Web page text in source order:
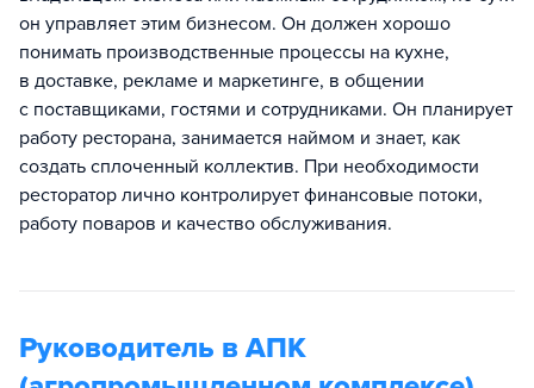
он управляет этим бизнесом. Он должен хорошо
понимать производственные процессы на кухне,
в доставке, рекламе и маркетинге, в общении
с поставщиками, гостями и сотрудниками. Он планирует
работу ресторана, занимается наймом и знает, как
создать сплоченный коллектив. При необходимости
ресторатор лично контролирует финансовые потоки,
работу поваров и качество обслуживания.
Руководитель в АПК